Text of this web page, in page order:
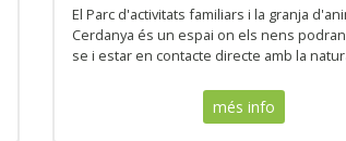
El Parc d'activitats familiars i la granja
Cerdanya és un espai on els nens
se i estar en contacte directe amb la
més info